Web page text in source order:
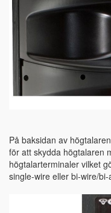
På baksidan av
för att skydda högtalaren
högtalarterminaler vilket
single-wire eller bi-wire/